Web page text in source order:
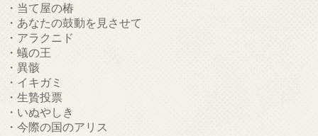
・当て屋の椿
・あなたの鼓動を見させて
・アラクニド
・蟻の王
・異骸
・イキガミ
・生贄投票
・いぬやしき
・今際の国のアリス